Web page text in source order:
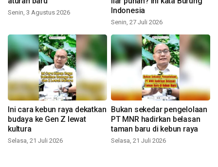
Senin, 3 Agustus 2026
Indonesia
Senin, 27 Juli 2026
Ini cara kebun raya dekatkan
budaya ke Gen Z lewat
kultura
Selasa, 21 Juli 2026
Bukan sekedar pengelolaan
PT MNR hadirkan belasan
taman baru di kebun raya
Selasa, 21 Juli 2026